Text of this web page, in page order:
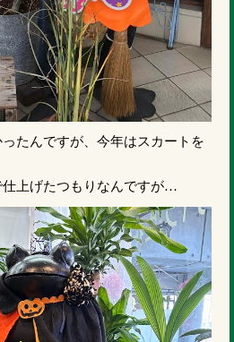
たんですが、今年はスカートを
上げたつもりなんですが…